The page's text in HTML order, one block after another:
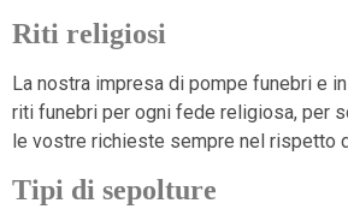
Riti religiosi
La nostra impresa di pompe funebri e
riti funebri per ogni fede religiosa, per
le vostre richieste sempre nel rispetto
Tipi di sepolture